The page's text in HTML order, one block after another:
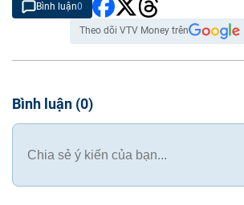
Bình luận0
Theo dõi VTV Money trên
Bình luận (0)